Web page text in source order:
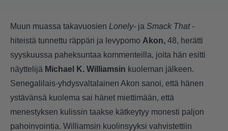
Muun muassa takavuosien Lonely- ja Smack That-
hiteistä tunnettu räppäri ja levypomo Akon, 48, herätti
syyskuussa paheksuntaa kommenteilla, joita hän esitti
näyttelijä Michael K. Williamsin kuoleman jälkeen.
Senegalilais-yhdysvaltalainen Akon sanoi, että hänen
ystävänsä kuolema sai hänet miettimään, että
menestyksen kulissin taakse kätkeytyy monesti paljon
pahoinvointia. Williamsin kuolinsyyksi vahvistettiin